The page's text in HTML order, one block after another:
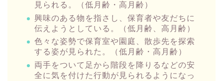
見られる。（低月齢・高月齢）
興味のある物を指さし、保育者や友だちに
伝えようとしている。（低月齢、高月齢）
色々な姿勢で保育室や園庭、散歩先を探索
する姿が見られた。（低月齢・高月齢）
両手をついて足から階段を降りるなどの安
全に気を付けた行動が見られるようになっ